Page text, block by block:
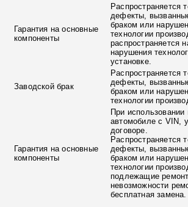
Гарантия на основные
компоненты
Распространяется
дефекты,
браком или
технологии
распространяется
нарушения
установке.
Заводской брак
Распространяется
дефекты,
браком или
технологии
Гарантия на основные
компоненты
При использовании
автомобиле с VIN,
договоре.
Распространяется
дефекты,
браком или
технологии
подлежащие
невозможности
бесплатная замена.